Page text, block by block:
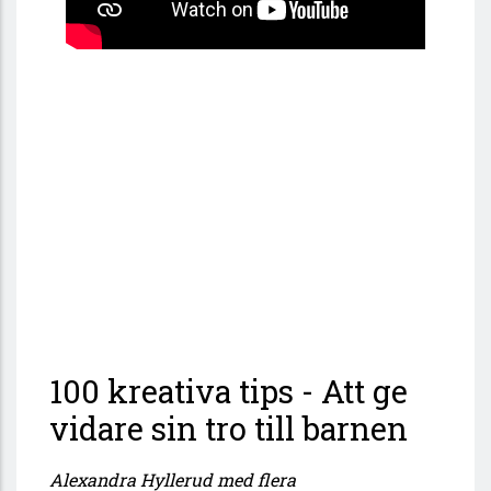
100 kreativa tips - Att ge
vidare sin tro till barnen
Alexandra Hyllerud med flera